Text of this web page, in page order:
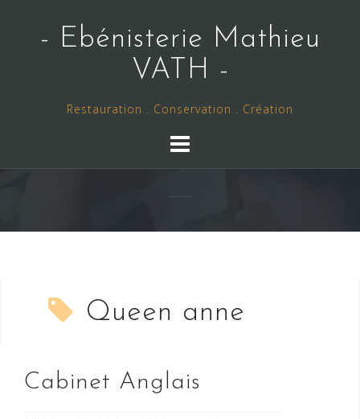
- Ebénisterie Mathieu
VATH -
Restauration . Conservation . Création
Queen anne
Cabinet Anglais